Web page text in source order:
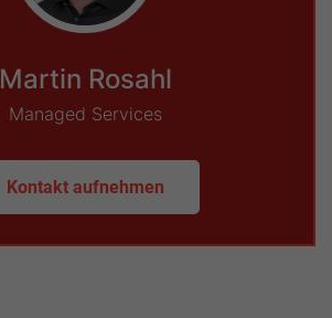
Martin Rosahl
Managed Services
Kontakt aufnehmen